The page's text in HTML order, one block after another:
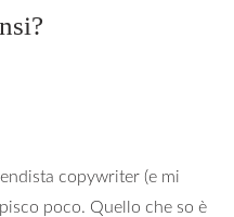
copywriter (e mi
poco. Quello che so è